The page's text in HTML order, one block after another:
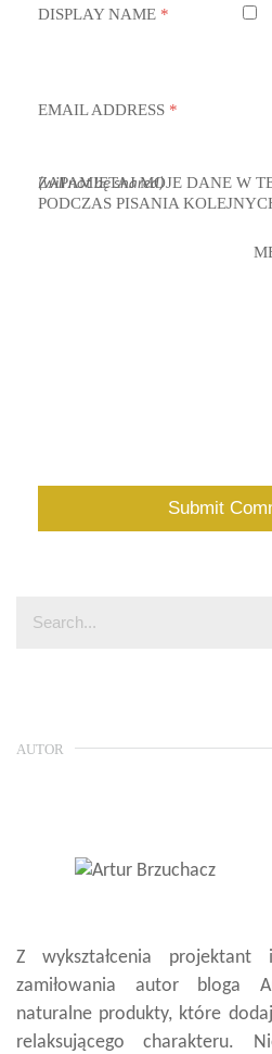
DISPLAY NAME *
EMAIL ADDRESS *
(will not be shared)
ZAPAMIĘTAJ MOJE DANE W
PODCZAS PISANIA
AUTOR
Z wykształcenia
zamiłowania autor bloga
naturalne produkty, które
relaksującego charakteru.